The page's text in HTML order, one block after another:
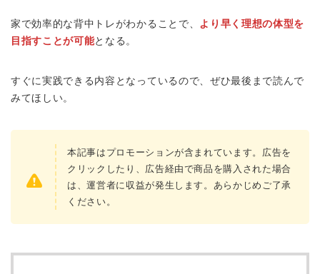
家で効率的な背中トレがわかることで、 より早く理想の体型を
目指すことが可能となる。
すぐに実践できる内容となっているので、ぜひ最後まで読んで
みてほしい。
本記事はプロモーションが含まれています。広告を
クリックしたり、広告経由で商品を購入された場合
は、運営者に収益が発生します。あらかじめご了承
ください。